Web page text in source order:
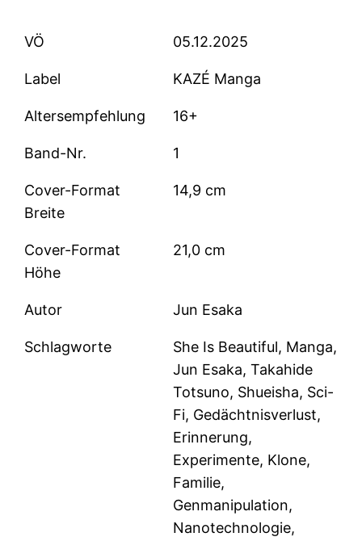
VÖ 05.12.2025
Label KAZÉ Manga
Altersempfehlung 16+
Band-Nr. 1
Cover-Format
Breite
14,9 cm
Cover-Format
Höhe
21,0 cm
Autor Jun Esaka
Schlagworte
She Is Beautiful, Manga,
Jun Esaka, Takahide
Totsuno, Shueisha, Sci-
Fi, Gedächtnisverlust,
Erinnerung,
Experimente, Klone,
Familie,
Genmanipulation,
Nanotechnologie,